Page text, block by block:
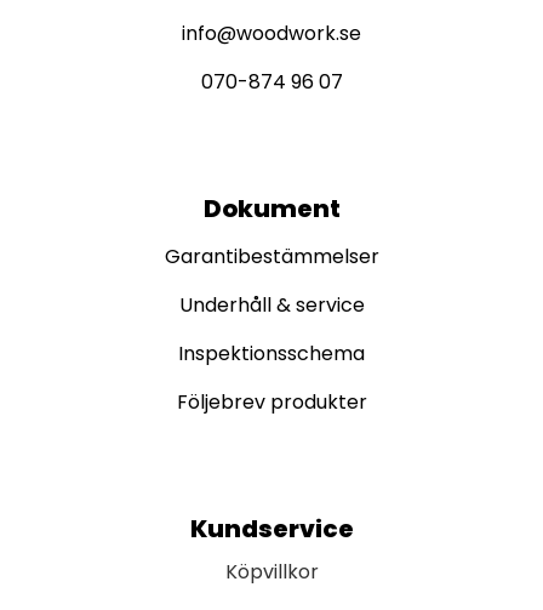
info@woodwork.se
070-874 96 07
Dokument
Garantibestämmelser
Underhåll & service
Inspektionsschema
Följebrev produkter
Kundservice
Köpvillkor